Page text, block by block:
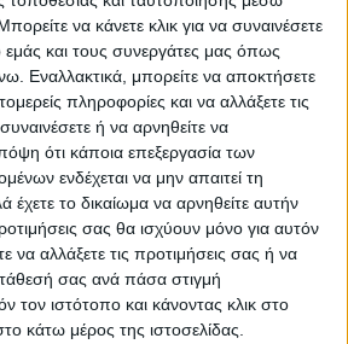
να κάνετε κλικ για να συναινέσετε
και τους συνεργάτες μας όπως
Εναλλακτικά, μπορείτε να αποκτήσετε
πληροφορίες και να αλλάξετε τις
ή να αρνηθείτε να
ότι κάποια επεξεργασία των
ενδέχεται να μην απαιτεί τη
το δικαίωμα να αρνηθείτε αυτήν
σας θα ισχύουν μόνο για αυτόν
να αλλάξετε τις προτιμήσεις σας ή να
σας ανά πάσα στιγμή
τον ιστότοπο και κάνοντας κλικ στο
κάτω μέρος της ιστοσελίδας.
κατασχέθηκαν.
Τμήμα Ευρώτα.